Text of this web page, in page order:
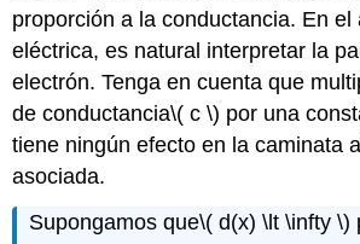
proporción a la conductancia. En el
eléctrica, es natural interpretar la
electrón. Tenga en cuenta que
de conductancia\( c \) por una
tiene ningún efecto en la caminata
asociada.
Supongamos que\( d(x) \lt \infty \)